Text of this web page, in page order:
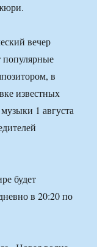
вечер
популярные
в
известных
1 августа
будет
в 20:20 по